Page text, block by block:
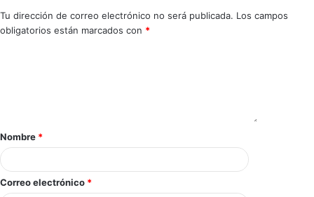
Tu dirección de correo electrónico no será publicada. Los campos
obligatorios están marcados con *
Nombre *
Correo electrónico *